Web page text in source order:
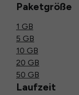
Paketgröße
1 GB
5 GB
10 GB
20 GB
50 GB
Laufzeit